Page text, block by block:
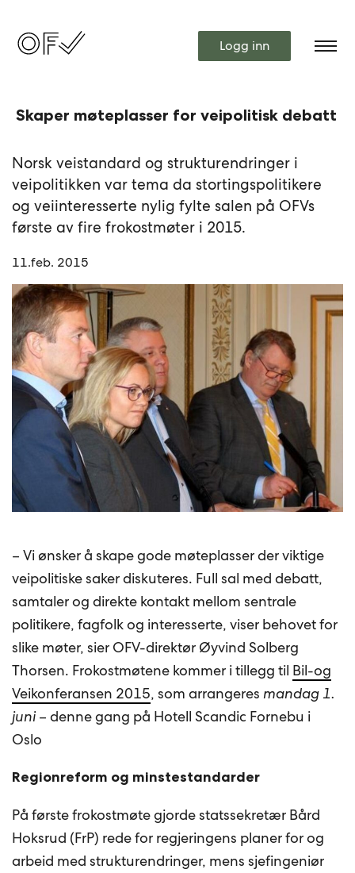
Logg inn
Skaper møteplasser for veipolitisk debatt
Norsk veistandard og strukturendringer i
veipolitikken var tema da stortingspolitikere
og veiinteresserte nylig fylte salen på OFVs
første av fire frokostmøter i 2015.
11.feb. 2015
– Vi ønsker å skape gode møteplasser der viktige
veipolitiske saker diskuteres. Full sal med debatt,
samtaler og direkte kontakt mellom sentrale
politikere, fagfolk og interesserte, viser behovet for
slike møter, sier OFV-direktør Øyvind Solberg
Thorsen. Frokostmøtene kommer i tillegg til Bil-og
Veikonferansen 2015, som arrangeresmandag 1.
juni– denne gang på Hotell Scandic Fornebu i
Oslo
Regionreform og minstestandarder
På første frokostmøte gjorde statssekretær Bård
Hoksrud (FrP) rede for regjeringens planer for og
arbeid med strukturendringer, mens sjefingeniør